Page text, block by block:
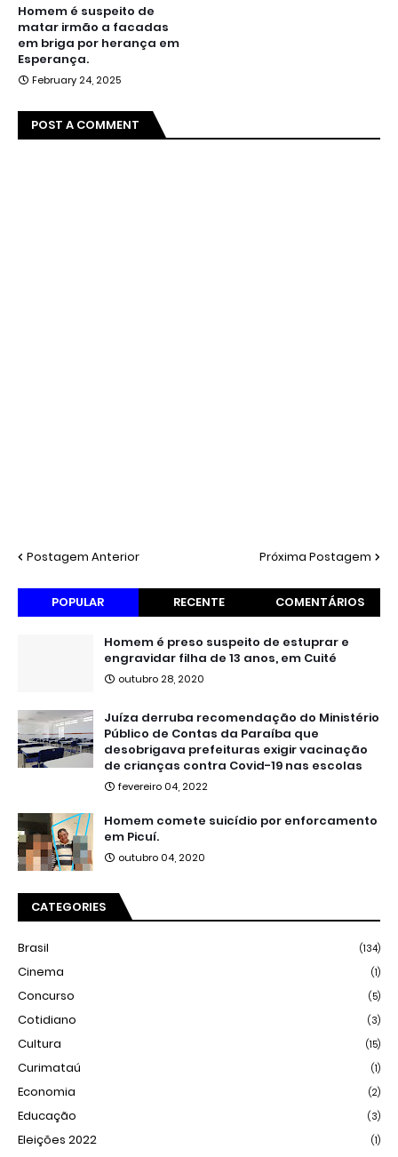
Homem é suspeito de
matar irmão a facadas
em briga por herança em
Esperança.
February 24, 2025
POST A COMMENT
Postagem Anterior Próxima Postagem
POPULAR RECENTE COMENTÁRIOS
Homem é preso suspeito de estuprar e
engravidar filha de 13 anos, em Cuité
outubro 28, 2020
Juíza derruba recomendação do Ministério
Público de Contas da Paraíba que
desobrigava prefeituras exigir vacinação
de crianças contra Covid-19 nas escolas
fevereiro 04, 2022
Homem comete suicídio por enforcamento
em Picuí.
outubro 04, 2020
CATEGORIES
Brasil (134)
Cinema (1)
Concurso (5)
Cotidiano (3)
Cultura (15)
Curimataú (1)
Economia (2)
Educação (3)
Eleições 2022 (1)